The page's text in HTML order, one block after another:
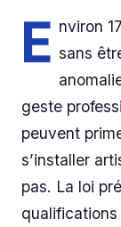
E nviron
sans
geste
peuvent
s’installer
pas. La loi